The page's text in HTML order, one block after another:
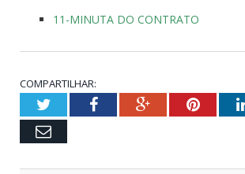
11-MINUTA DO CONTRATO
COMPARTILHAR:
TwitterFacebookGoogle+
Email